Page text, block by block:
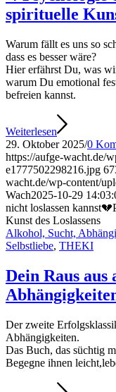
spirituelle
Warum fällt es uns so
dass es besser wäre?
Hier erfährst Du, was
warum Du emotional
befreien kannst.
Weiterlesen
29. Oktober 2025/0
https://aufge-wacht.de/
e1777502298216.jpg
wacht.de/wp-content/
Wach2025-10-29
nicht loslassen
Kunst des Loslassens
Alkohol, Sucht,
Selbstliebe, THEKI
Dein Raus aus
Der zweite
Abhängigkeiten.
Das Buch, das süchtig
Begegne ihnen